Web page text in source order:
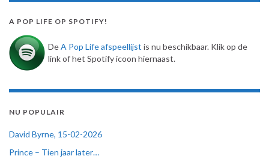
A POP LIFE OP SPOTIFY!
DeA Pop Life afspeellijst is nu beschikbaar. Klik op de
link of het Spotify icoon hiernaast.
NU POPULAIR
David Byrne, 15-02-2026
Prince – Tien jaar later…